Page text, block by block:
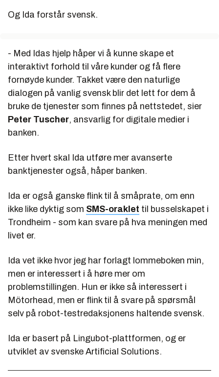
Og Ida forstår svensk.
- Med Idas hjelp håper vi å kunne skape et
interaktivt forhold til våre kunder og få flere
fornøyde kunder. Takket være den naturlige
dialogen på vanlig svensk blir det lett for dem å
bruke de tjenester som finnes på nettstedet, sier
Peter Tuscher, ansvarlig for digitale medier i
banken.
Etter hvert skal Ida utføre mer avanserte
banktjenester også, håper banken.
Ida er også ganske flink til å småprate, om enn
ikke like dyktig som SMS-oraklet til busselskapet i
Trondheim - som kan svare på hva meningen med
livet er.
Ida vet ikke hvor jeg har forlagt lommeboken min,
men er interessert i å høre mer om
problemstillingen. Hun er ikke så interessert i
Mötorhead, men er flink til å svare på spørsmål
selv på robot-testredaksjonens haltende svensk.
Ida er basert på Lingubot-plattformen, og er
utviklet av svenske Artificial Solutions.